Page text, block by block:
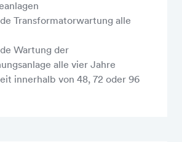
Transformatorwartung alle
Wartung der
alle vier Jahre
innerhalb von 48, 72 oder 96